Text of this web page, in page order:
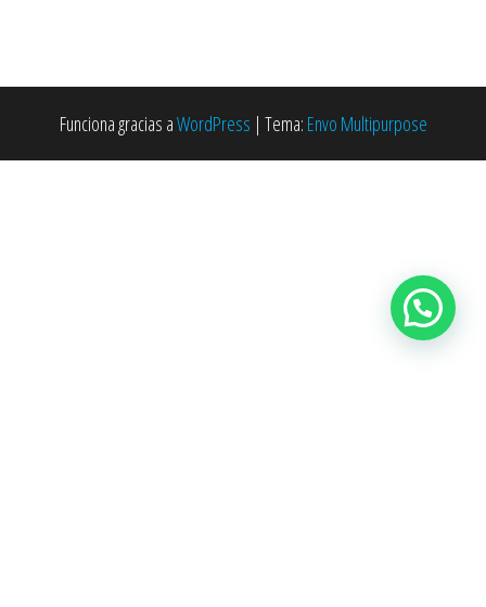
Funciona gracias aWordPress | Tema: Envo Multipurpose